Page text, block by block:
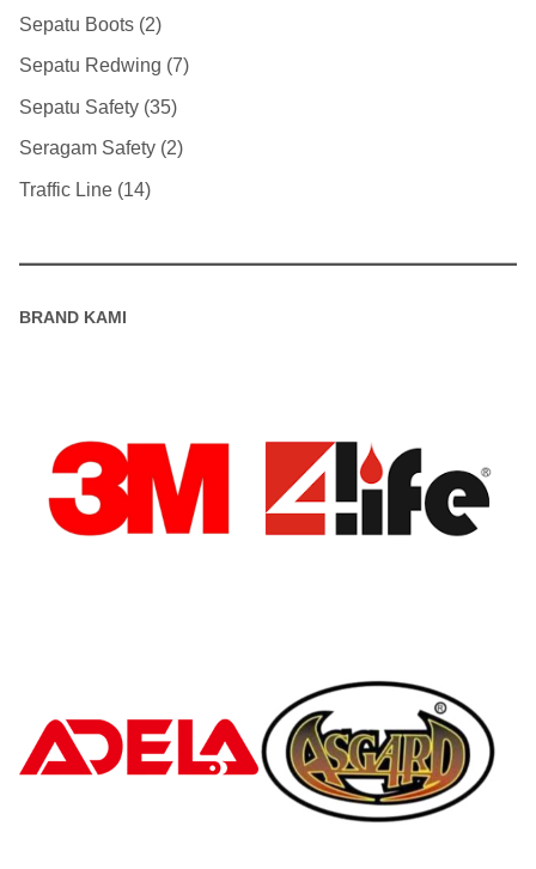
Sepatu Boots 2
Sepatu Redwing 7
Sepatu Safety 35
Seragam Safety 2
Traffic Line 14
BRAND KAMI